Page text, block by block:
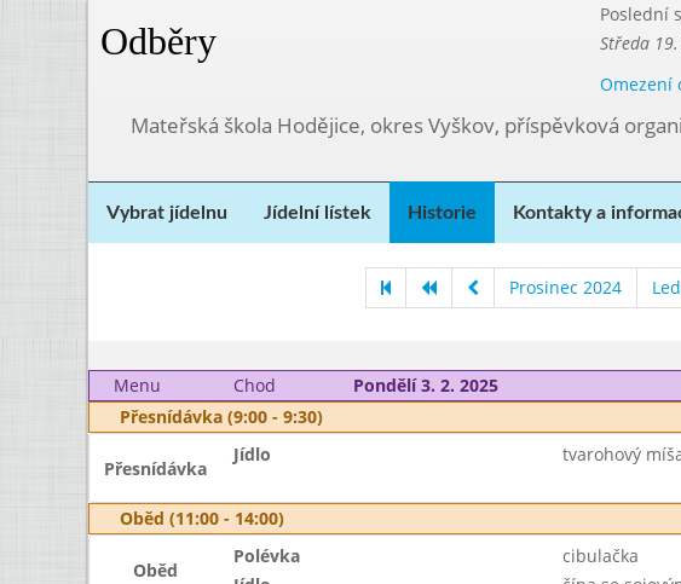
Odběry
Poslední
Středa
Omezení
Mateřská škola Hodějice, okres Vyškov, příspěvková
Vybrat jídelnu Jídelní lístek Historie Kontakty a
Prosinec 2024
Menu
Chod Pondělí 3. 2. 2025
Přesnídávka (9:00 - 9:30)
Přesnídávka
Jídlo tvarohový
Oběd (11:00 - 14:00)
Oběd
Polévka cibulačka